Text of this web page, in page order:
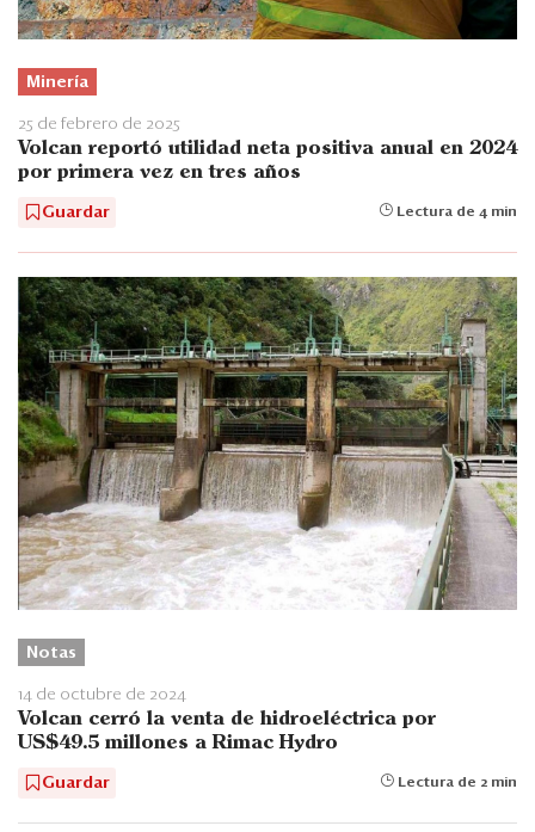
Minería
25 de febrero de 2025
Volcan reportó utilidad neta positiva anual en 2024
por primera vez en tres años
Guardar Lectura de 4 min
Notas
14 de octubre de 2024
Volcan cerró la venta de hidroeléctrica por
US$49.5 millones a Rimac Hydro
Guardar Lectura de 2 min